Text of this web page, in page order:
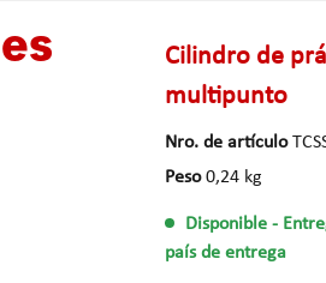
Cilindro de
multipunto
Nro. de artículo
Peso0,24 kg
Disponible -
país de entrega